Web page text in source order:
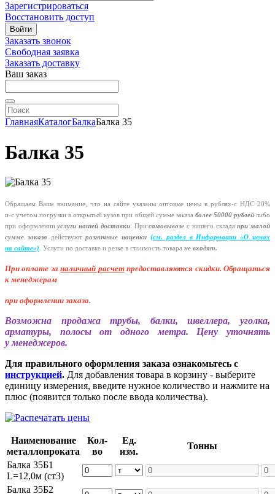
Зарегистрироваться
Восстановить доступ
Войти
Заказать звонок
Свободная заявка
Заказать доставку
Ваш заказ
ГлавнаяКаталогБалкаБалка 35
Балка 35
Обращаем Ваше внимание, что на сайте указаны оптовые цены в рублях-с НДС 20%
и-с учетом погрузки в открытый кузов при общей сумме заказа более 50000 рублейлибо
при оформленииуслуги нашей доставки. Присамовывозе с нашего складапри малой
сумме заказа
действуютрозничные наценки (см. раздел в Информации «О ценах
на сайте»). Услуги по доставке и резке в стоимость товара не входят.
При оплате заналичный расчет предоставляются скидки. Обращаться
к менеджерам
при оформлении заказа.
Возможна продажа трубы, балки, швеллера, уголка,
арматуры, полосы от одного метра. Цену уточнять
у менеджеров.
Для правильного оформления заказа ознакомьтесь с
инструкцией. Для добавления товара в корзину - выберите
единицу измерения, введите нужное количество и нажмите на
плюс (появится только после ввода количества).
Наименование
металлопроката
Кол-
во
Ед.
изм.
Тонны
Балка 35Б1
L=12,0м (ст3)
Балка 35Б2